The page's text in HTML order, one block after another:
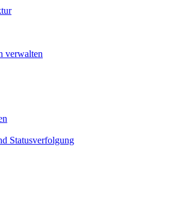
verwalten
Statusverfolgung